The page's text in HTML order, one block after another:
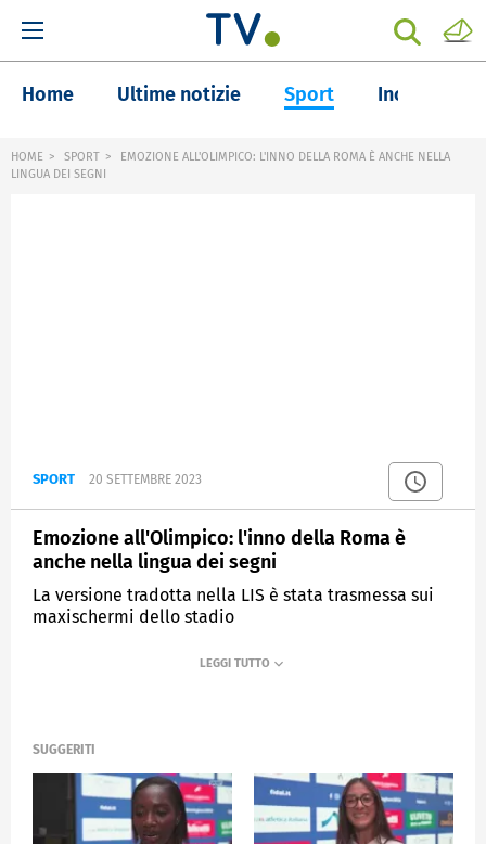
Home Ultime notizie Sport Inchieste
HOME SPORT
EMOZIONE ALL'OLIMPICO: L'INNO DELLA ROMA È ANCHE NELLA
LINGUA DEI SEGNI
SPORT 20 SETTEMBRE 2023
Emozione all'Olimpico: l'inno della Roma è
anche nella lingua dei segni
La versione tradotta nella LIS è stata trasmessa sui
maxischermi dello stadio
SPORTMEDIASET
SUGGERITI